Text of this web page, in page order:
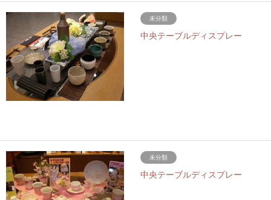
未分類
中央テーブルディスプレー
未分類
中央テーブルディスプレー